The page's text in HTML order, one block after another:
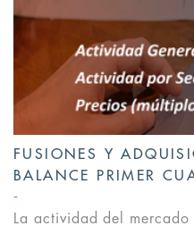
FUSIONES Y
BALANCE PRIMER
La actividad del mercado